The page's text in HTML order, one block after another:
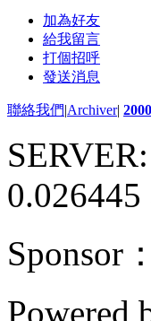
加為好友
給我留言
打個招呼
發送消息
聯絡我們|Archiver|
0.026445
Sponsor：
Powered